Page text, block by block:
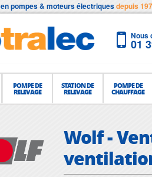
en pompes & moteurs électriquesdepuis
Nous
01
POMPE DE
RELEVAGE
STATION DE
RELEVAGE
POMPE DE
CHAUFFAGE
Wolf -